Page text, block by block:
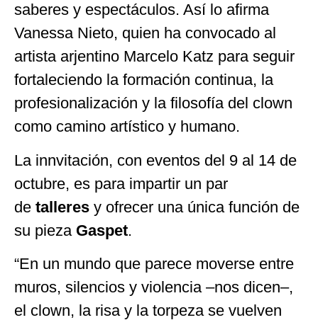
saberes y espectáculos. Así lo afirma
Vanessa Nieto, quien ha convocado al
artista arjentino Marcelo Katz para seguir
fortaleciendo la formación continua, la
profesionalización y la filosofía del clown
como camino artístico y humano.
La innvitación, con eventos del 9 al 14 de
octubre, es para impartir un par
de talleres y ofrecer una única función de
su pieza Gaspet.
“En un mundo que parece moverse entre
muros, silencios y violencia –nos dicen–,
el clown, la risa y la torpeza se vuelven